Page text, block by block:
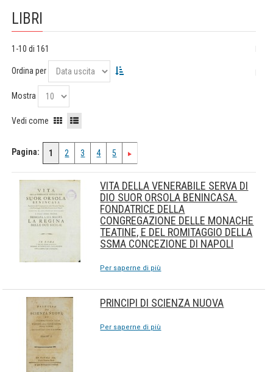
LIBRI
1-10 di 161
Ordina per
Mostra
Vedi come
Pagina: 1 2 3 4 5
VITA DELLA VENERABILE SERVA DI
DIO SUOR ORSOLA BENINCASA.
FONDATRICE DELLA
CONGREGAZIONE DELLE MONACHE
TEATINE, E DEL ROMITAGGIO DELLA
SSMA CONCEZIONE DI NAPOLI
Per saperne di più
PRINCIPI DI SCIENZA NUOVA
Per saperne di più